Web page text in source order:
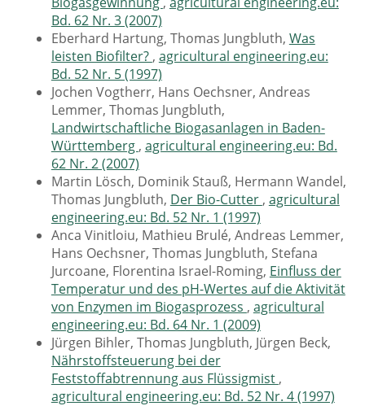
Bd. 62 Nr. 3 (2007)
Eberhard Hartung, Thomas Jungbluth, Was
leisten Biofilter? , agricultural engineering.eu:
Bd. 52 Nr. 5 (1997)
Jochen Vogtherr, Hans Oechsner, Andreas
Lemmer, Thomas Jungbluth,
Landwirtschaftliche Biogasanlagen in Baden-
Württemberg , agricultural engineering.eu: Bd.
62 Nr. 2 (2007)
Martin Lösch, Dominik Stauß, Hermann Wandel,
Thomas Jungbluth, Der Bio-Cutter , agricultural
engineering.eu: Bd. 52 Nr. 1 (1997)
Anca Vinitloiu, Mathieu Brulé, Andreas Lemmer,
Hans Oechsner, Thomas Jungbluth, Stefana
Jurcoane, Florentina Israel-Roming, Einfluss der
Temperatur und des pH-Wertes auf die Aktivität
von Enzymen im Biogasprozess , agricultural
engineering.eu: Bd. 64 Nr. 1 (2009)
Jürgen Bihler, Thomas Jungbluth, Jürgen Beck,
Nährstoffsteuerung bei der
Feststoffabtrennung aus Flüssigmist ,
agricultural engineering.eu: Bd. 52 Nr. 4 (1997)